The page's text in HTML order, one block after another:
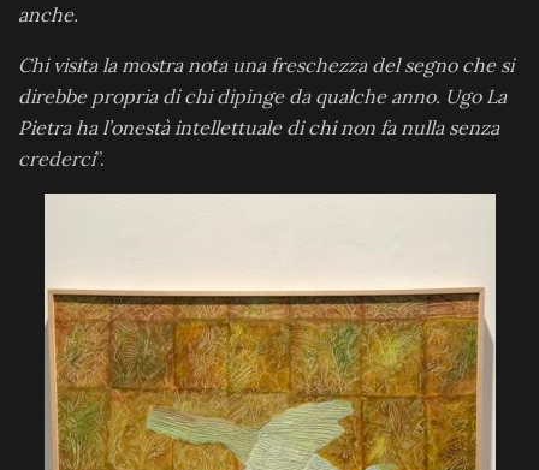
anche.
Chi visita la mostra nota una freschezza del segno che si
direbbe propria di chi dipinge da qualche anno. Ugo La
Pietra ha l’onestà intellettuale di chi non fa nulla senza
crederci”.